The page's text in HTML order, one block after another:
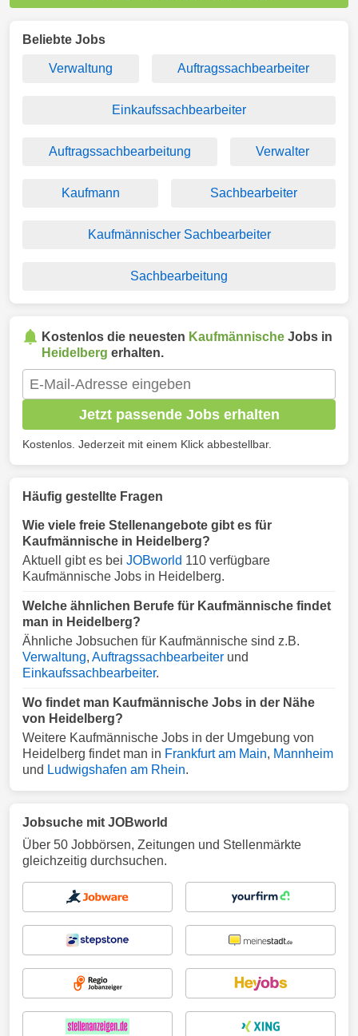
Beliebte Jobs
Verwaltung Auftragssachbearbeiter
Einkaufssachbearbeiter
Auftragssachbearbeitung Verwalter
Kaufmann Sachbearbeiter
Kaufmännischer Sachbearbeiter
Sachbearbeitung
Kostenlos die neuesten Kaufmännische Jobs in
Heidelberg erhalten.
Jetzt passende Jobs erhalten
Kostenlos. Jederzeit mit einem Klick abbestellbar.
Häufig gestellte Fragen
Wie viele freie Stellenangebote gibt es für
Kaufmännische in Heidelberg?
Aktuell gibt es bei JOBworld 110 verfügbare
Kaufmännische Jobs in Heidelberg.
Welche ähnlichen Berufe für Kaufmännische findet
man in Heidelberg?
Ähnliche Jobsuchen für Kaufmännische sind z.B.
Verwaltung, Auftragssachbearbeiter und
Einkaufssachbearbeiter.
Wo findet man Kaufmännische Jobs in der Nähe
von Heidelberg?
Weitere Kaufmännische Jobs in der Umgebung von
Heidelberg findet man in Frankfurt am Main, Mannheim
und Ludwigshafen am Rhein.
Jobsuche mit JOBworld
Über 50 Jobbörsen, Zeitungen und Stellenmärkte
gleichzeitig durchsuchen.